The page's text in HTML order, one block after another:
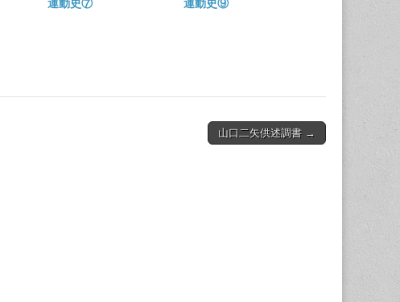
運動史⑦ 運動史⑨
山口二矢供述調書 →